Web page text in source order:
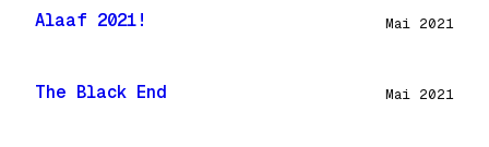
Alaaf 2021! Mai 2021
The Black End Mai 2021